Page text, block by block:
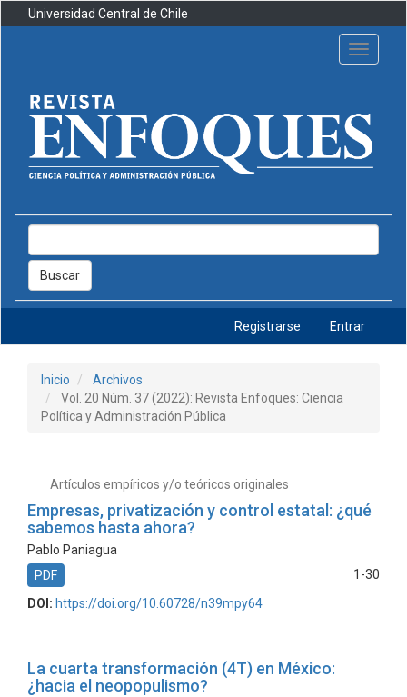
Navegación
principal
lateral
Universidad Central de Chile
Toggle
Buscar
Registrarse Entrar
Inicio
Archivos
Vol. 20 Núm. 37 (2022): Revista Enfoques: Ciencia
Política y Administración Pública
Artículos empíricos y/o teóricos originales
Empresas, privatización y control estatal: ¿qué
sabemos hasta ahora?
Pablo Paniagua
1-30
PDF
DOI: https://doi.org/10.60728/n39mpy64
La cuarta transformación (4T) en México:
¿hacia el neopopulismo?